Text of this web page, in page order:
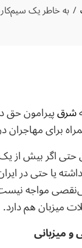
به خاطر یک
شرقپیرامون
برای مهاجران
حتی اگر بیش از
یا حتی در
مواجه
میزبان هم دارد.
میزبانی